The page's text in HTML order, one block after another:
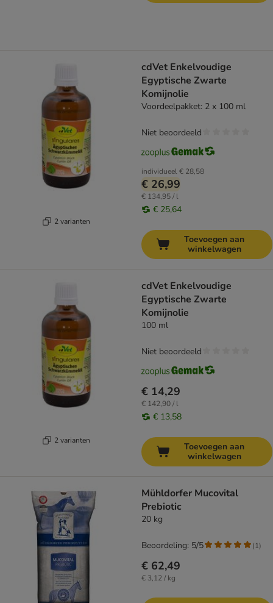
2 varianten
cdVet Enkelvoudige
Egyptische Zwarte
Komijnolie
Voordeelpakket: 2 x 100 ml
individueel€ 28,58
€ 26,99
€ 134,95 / l
€ 25,64
Niet beoordeeld
Toevoegen aan
winkelwagen
2 varianten
cdVet Enkelvoudige
Egyptische Zwarte
Komijnolie
100 ml
€ 14,29
€ 142,90 / l
€ 13,58
Niet beoordeeld
Toevoegen aan
winkelwagen
Mühldorfer Mucovital
Prebiotic
20 kg
€ 62,49
€ 3,12 / kg
Beoordeling: 5/5 (1)